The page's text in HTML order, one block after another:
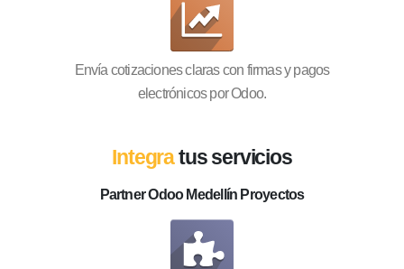
Envía cotizaciones claras con firmas y pagos
electrónicos por Odoo.
Integratus servicios
Partner Odoo Medellín Proyectos